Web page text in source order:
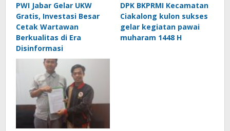
PWI Jabar Gelar UKW
Gratis, Investasi Besar
Cetak Wartawan
Berkualitas di Era
Disinformasi
DPK BKPRMI Kecamatan
Ciakalong kulon sukses
gelar kegiatan pawai
muharam 1448 H